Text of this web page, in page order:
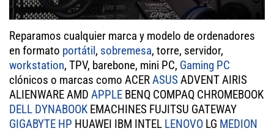
Reparamos cualquier marca y modelo de ordenadores
en formato portátil, sobremesa, torre, servidor,
workstation, TPV, barebone, mini PC, Gaming PC
clónicos o marcas como ACERASUS ADVENT AIRIS
ALIENWARE AMD APPLE BENQ COMPAQ CHROMEBOOK
DELL DYNABOOK EMACHINES FUJITSU GATEWAY
GIGABYTE HP HUAWEI IBM INTEL LENOVO LG MEDION